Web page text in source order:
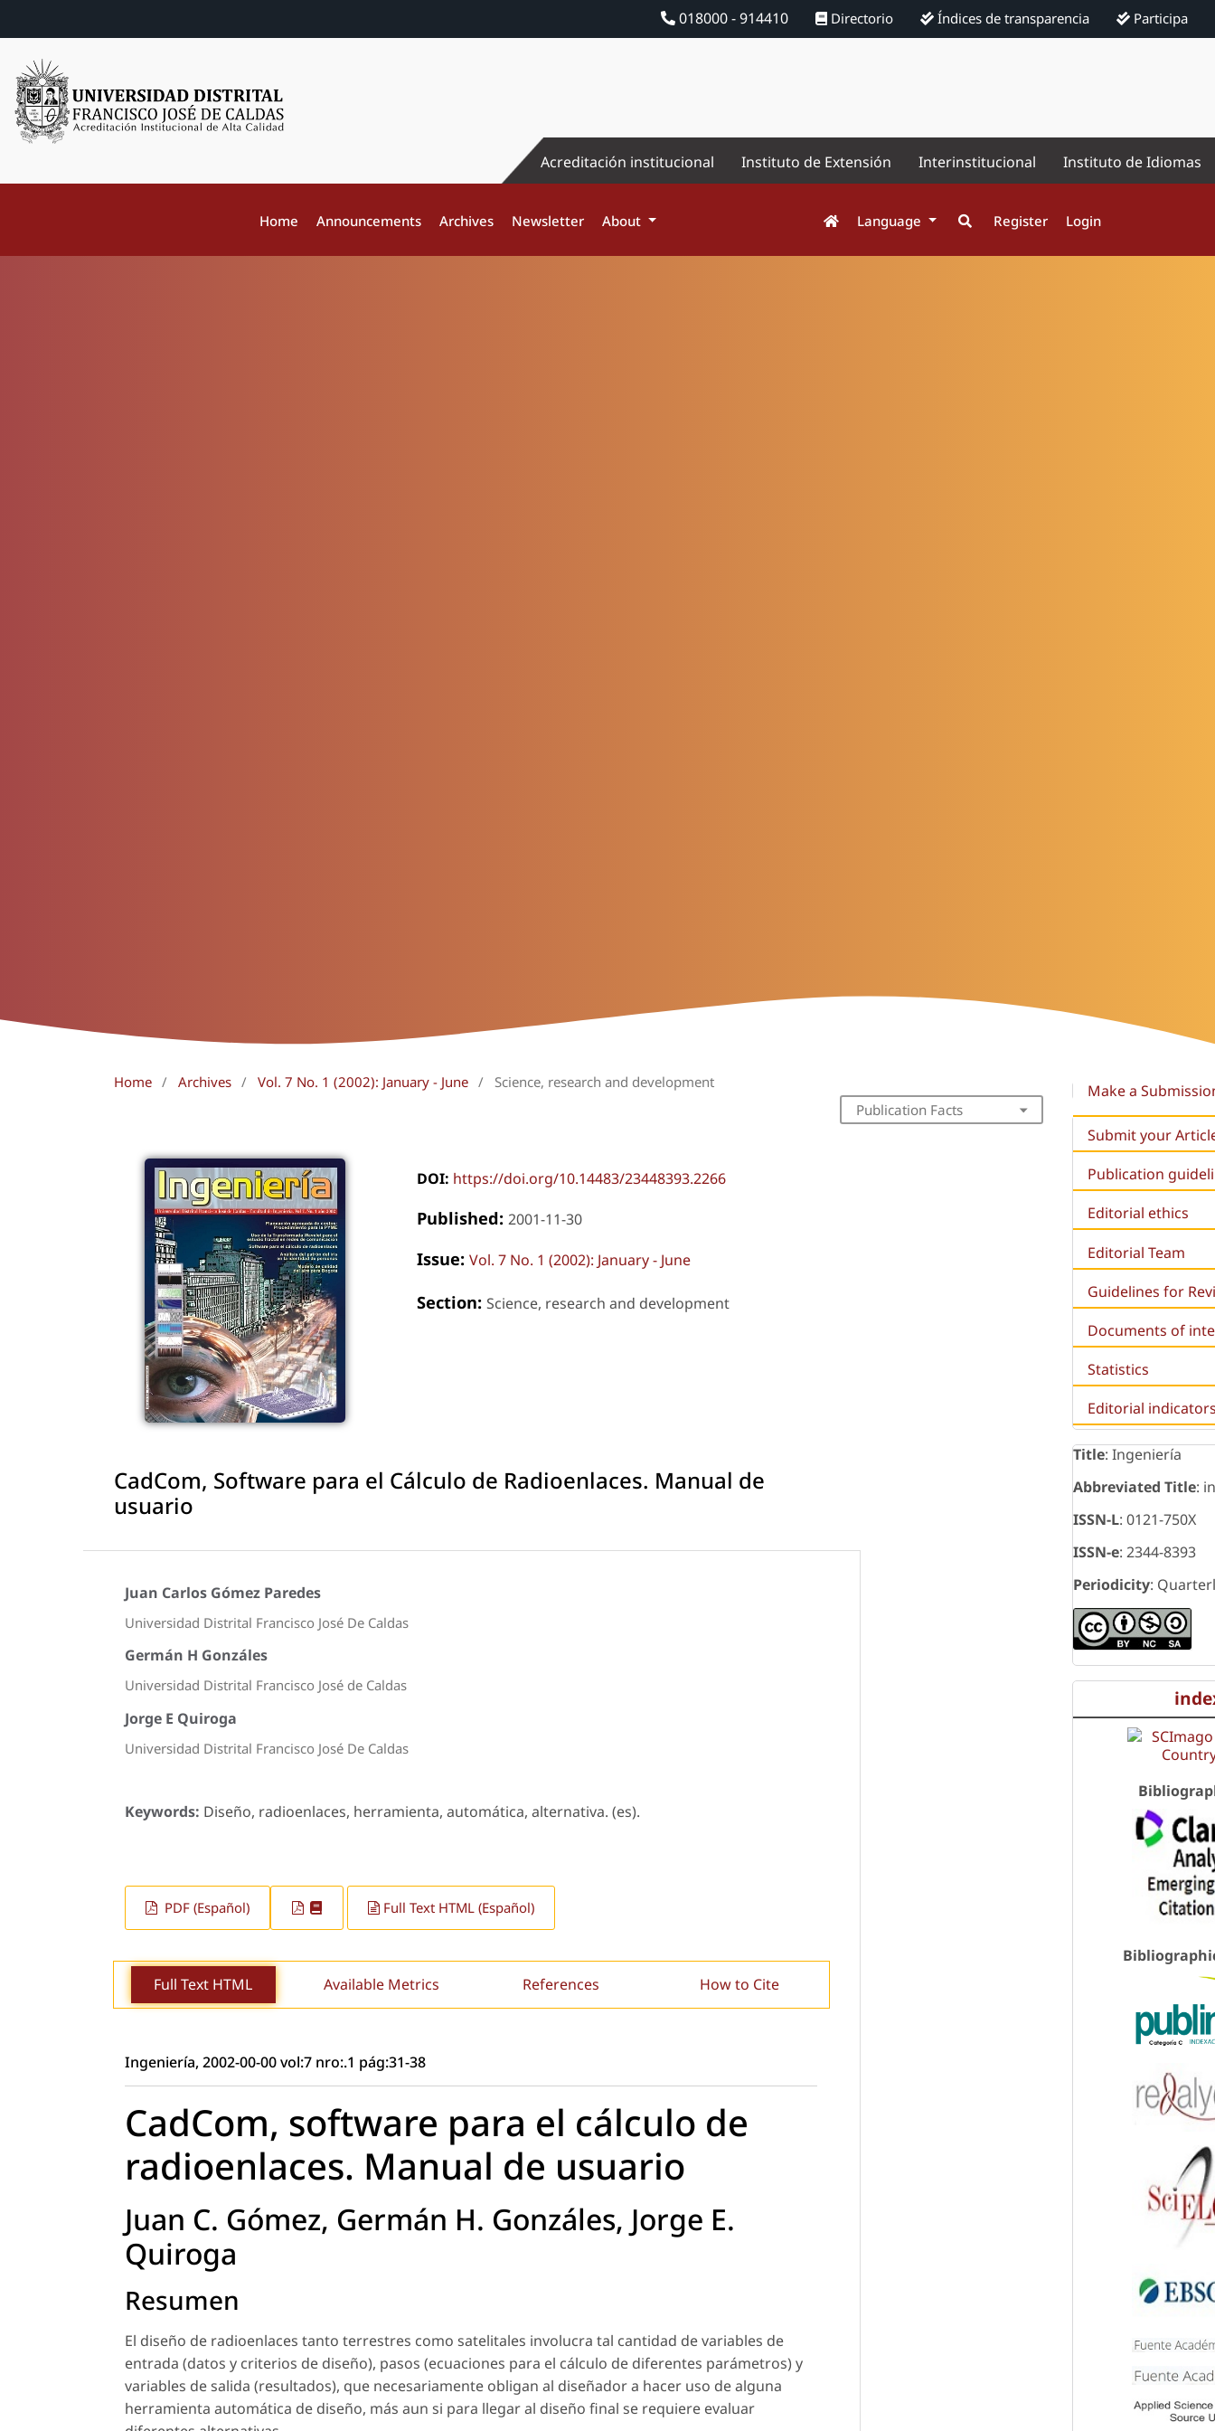
018000 - 914410 Directorio Índices de transparencia Participa
Acreditación institucional Instituto de Extensión Interinstitucional Instituto de Idiomas
Home Announcements Archives Newsletter About Language Register Login
Home / Archives / Vol. 7 No. 1 (2002): January - June / Science, research and development
DOI: https://doi.org/10.14483/23448393.2266
Published: 2001-11-30
Issue: Vol. 7 No. 1 (2002): January - June
Section: Science, research and development
CadCom, Software para el Cálculo de Radioenlaces. Manual de
usuario
Juan Carlos Gómez Paredes
Universidad Distrital Francisco José De Caldas
Germán H Gonzáles
Universidad Distrital Francisco José de Caldas
Jorge E Quiroga
Universidad Distrital Francisco José De Caldas
Keywords: Diseño, radioenlaces, herramienta, automática, alternativa. (es).
PDF (Español) Full Text HTML (Español)
Full Text HTML Available Metrics References How to Cite
Ingeniería, 2002-00-00 vol:7 nro:.1 pág:31-38
CadCom, software para el cálculo de
radioenlaces. Manual de usuario
Juan C. Gómez, Germán H. Gonzáles, Jorge E.
Quiroga
Resumen
El diseño de radioenlaces tanto terrestres como satelitales involucra tal cantidad de variables de
entrada (datos y criterios de diseño), pasos (ecuaciones para el cálculo de diferentes parámetros) y
variables de salida (resultados), que necesariamente obligan al diseñador a hacer uso de alguna
herramienta automática de diseño, más aun si para llegar al diseño final se requiere evaluar
Publication Facts
Make a
Submit your
Publication
Editorial ethics
Editorial Team
Guidelines for
Documents of
Statistics
Editorial
Title: Ingeniería
Abbreviated Title:
ISSN-L: 0121-750X
ISSN-e: 2344-8393
Periodicity: